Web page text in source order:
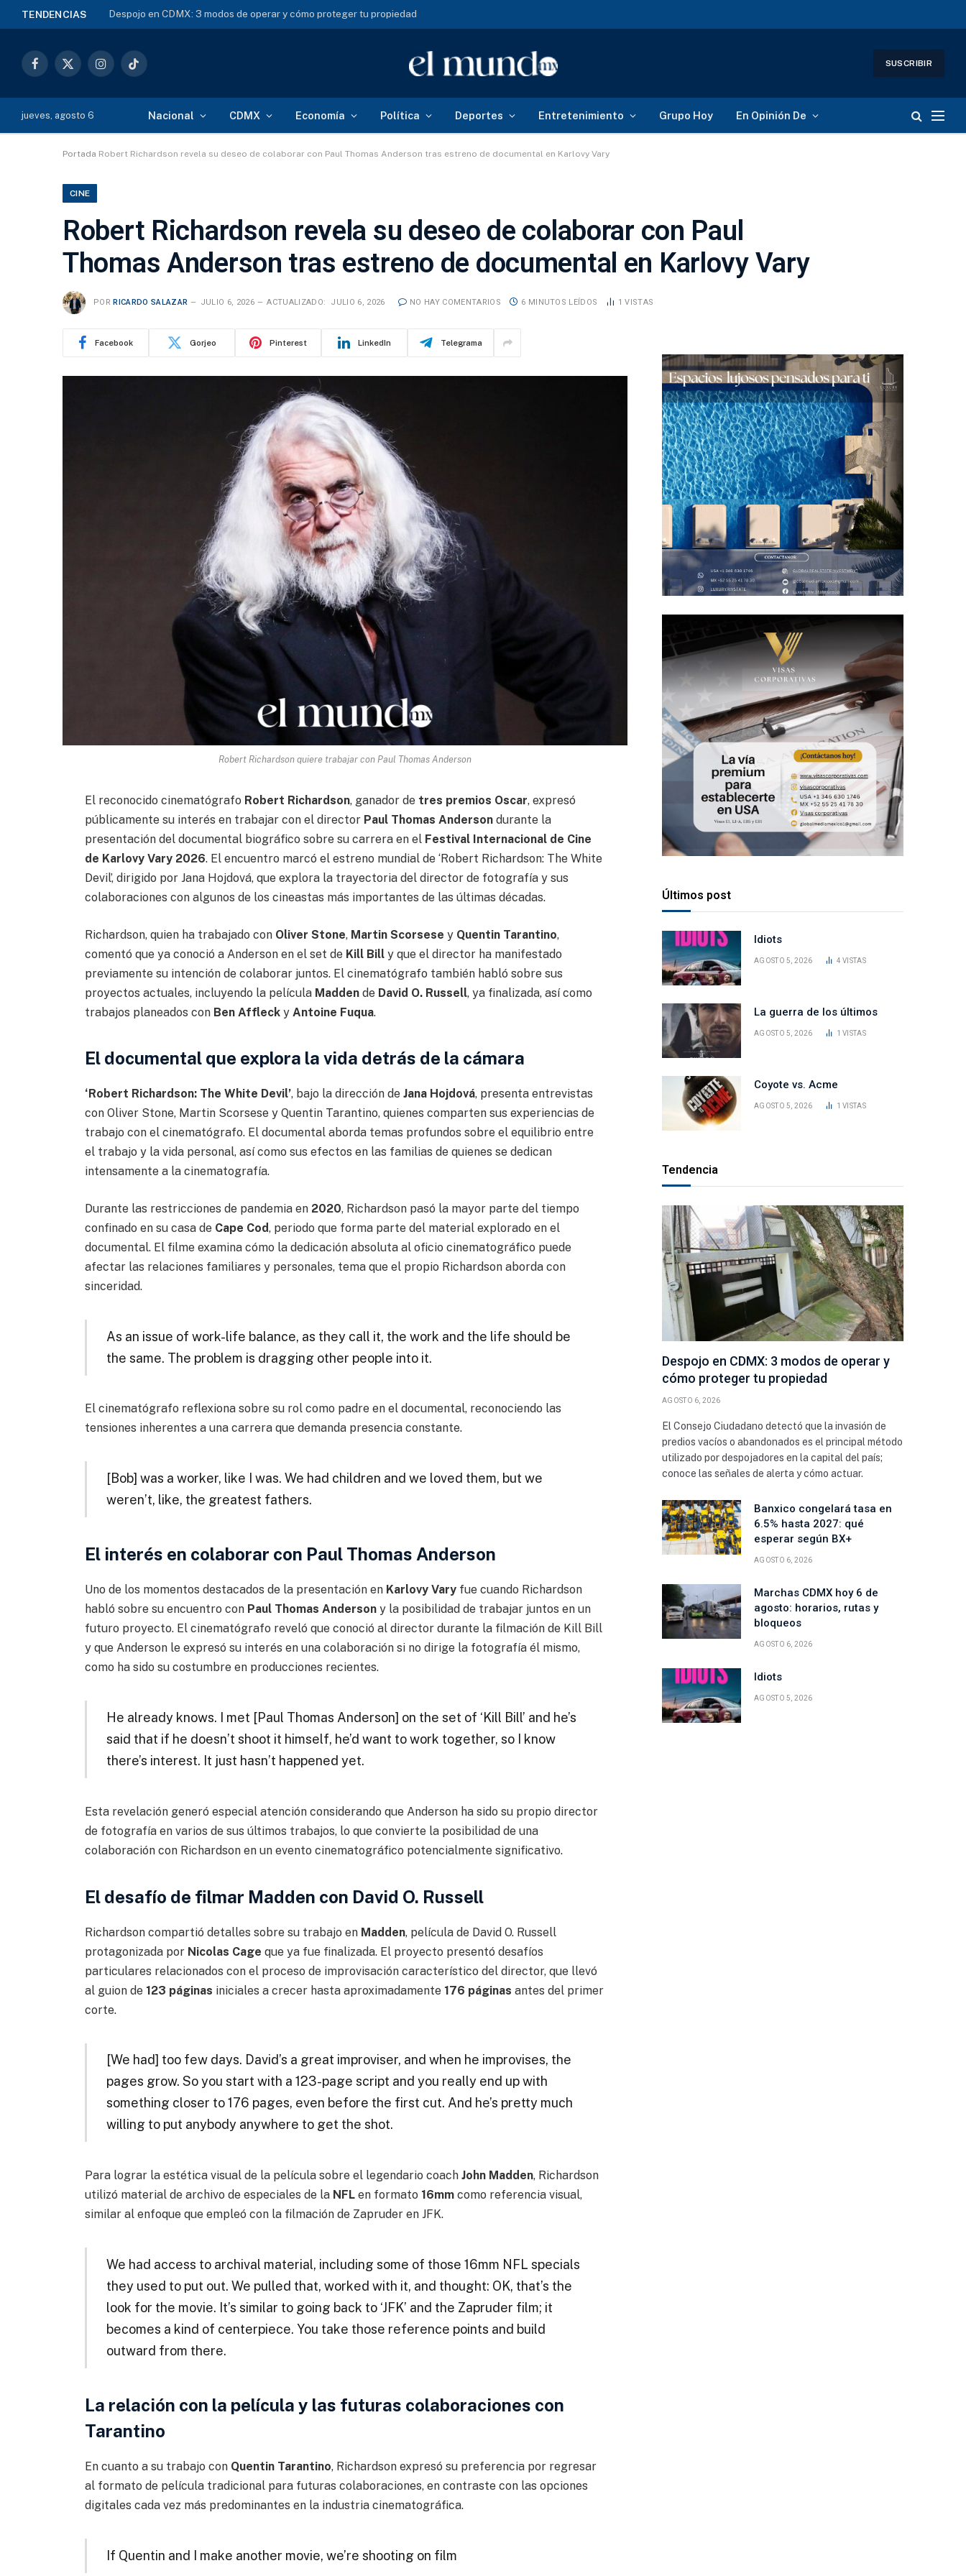
TENDENCIAS Despojo en CDMX: 3 modos de operar y cómo proteger tu propiedad
Facebook
X
InstagramTikTok
SUSCRIBIR
jueves, agosto 6 Nacional CDMX Economía Política Deportes Entretenimiento Grupo Hoy En Opinión De
Portada Robert Richardson revela su deseo de colaborar con Paul Thomas Anderson tras estreno de documental en Karlovy Vary
CINE
Robert Richardson revela su deseo de colaborar con Paul
Thomas Anderson tras estreno de documental en Karlovy Vary
POR RICARDO SALAZAR JULIO 6, 2026 ACTUALIZADO: JULIO 6, 2026 NO HAY COMENTARIOS 6 MINUTOS LEÍDOS 1VISTAS
Facebook Gorjeo Pinterest LinkedIn Telegrama
Robert Richardson quiere trabajar con Paul Thomas Anderson
El reconocido cinematógrafo Robert Richardson, ganador de tres premios Oscar, expresó
públicamente su interés en trabajar con el director Paul Thomas Andersondurante la
presentación del documental biográfico sobre su carrera en el Festival Internacional de Cine
de Karlovy Vary 2026. El encuentro marcó el estreno mundial de ‘Robert Richardson: The White
Devil’, dirigido por Jana Hojdová, que explora la trayectoria del director de fotografía y sus
colaboraciones con algunos de los cineastas más importantes de las últimas décadas.
Richardson, quien ha trabajado con Oliver Stone, Martin Scorsese y Quentin Tarantino,
comentó que ya conoció a Anderson en el set de Kill Billy que el director ha manifestado
previamente su intención de colaborar juntos. El cinematógrafo también habló sobre sus
proyectos actuales, incluyendo la película Maddende David O. Russell, ya finalizada, así como
trabajos planeados con Ben Afflecky Antoine Fuqua.
El documental que explora la vida detrás de la cámara
‘Robert Richardson: The White Devil’, bajo la dirección de Jana Hojdová, presenta entrevistas
con Oliver Stone, Martin Scorsese y Quentin Tarantino, quienes comparten sus experiencias de
trabajo con el cinematógrafo. El documental aborda temas profundos sobre el equilibrio entre
el trabajo y la vida personal, así como sus efectos en las familias de quienes se dedican
intensamente a la cinematografía.
Durante las restricciones de pandemia en 2020, Richardson pasó la mayor parte del tiempo
confinado en su casa de Cape Cod, periodo que forma parte del material explorado en el
documental. El filme examina cómo la dedicación absoluta al oficio cinematográfico puede
afectar las relaciones familiares y personales, tema que el propio Richardson aborda con
sinceridad.
As an issue of work-life balance, as they call it, the work and the life should be
the same. The problem is dragging other people into it.
El cinematógrafo reflexiona sobre su rol como padre en el documental, reconociendo las
tensiones inherentes a una carrera que demanda presencia constante.
[Bob] was a worker, like I was. We had children and we loved them, but we
weren’t, like, the greatest fathers.
El interés en colaborar con Paul Thomas Anderson
Uno de los momentos destacados de la presentación en Karlovy Varyfue cuando Richardson
habló sobre su encuentro con Paul Thomas Andersony la posibilidad de trabajar juntos en un
futuro proyecto. El cinematógrafo reveló que conoció al director durante la filmación de Kill Bill
y que Anderson le expresó su interés en una colaboración si no dirige la fotografía él mismo,
como ha sido su costumbre en producciones recientes.
He already knows. I met [Paul Thomas Anderson] on the set of ‘Kill Bill’ and he’s
said that if he doesn’t shoot it himself, he’d want to work together, so I know
there’s interest. It just hasn’t happened yet.
Esta revelación generó especial atención considerando que Anderson ha sido su propio director
de fotografía en varios de sus últimos trabajos, lo que convierte la posibilidad de una
colaboración con Richardson en un evento cinematográfico potencialmente significativo.
El desafío de filmar Madden con David O. Russell
Richardson compartió detalles sobre su trabajo en Madden, película de David O. Russell
protagonizada por Nicolas Cage que ya fue finalizada. El proyecto presentó desafíos
particulares relacionados con el proceso de improvisación característico del director, que llevó
al guion de 123 páginas iniciales a crecer hasta aproximadamente 176 páginas antes del primer
corte.
[We had] too few days. David’s a great improviser, and when he improvises, the
pages grow. So you start with a 123-page script and you really end up with
something closer to 176 pages, even before the first cut. And he’s pretty much
willing to put anybody anywhere to get the shot.
Para lograr la estética visual de la película sobre el legendario coach John Madden, Richardson
utilizó material de archivo de especiales de la NFLen formato 16mmcomo referencia visual,
similar al enfoque que empleó con la filmación de Zapruder en JFK.
We had access to archival material, including some of those 16mm NFL specials
they used to put out. We pulled that, worked with it, and thought: OK, that’s the
look for the movie. It’s similar to going back to ‘JFK’ and the Zapruder film; it
becomes a kind of centerpiece. You take those reference points and build
outward from there.
La relación con la película y las futuras colaboraciones con
Tarantino
En cuanto a su trabajo con Quentin Tarantino, Richardson expresó su preferencia por regresar
al formato de película tradicional para futuras colaboraciones, en contraste con las opciones
digitales cada vez más predominantes en la industria cinematográfica.
If Quentin and I make another movie, we’re shooting on film
Últimos post
Idiots
AGOSTO 5, 2026 4VISTAS
La guerra de los últimos
AGOSTO 5, 2026 1VISTAS
Coyote vs. Acme
AGOSTO 5, 2026 1VISTAS
Tendencia
Despojo en CDMX: 3 modos de operar y
cómo proteger tu propiedad
AGOSTO 6, 2026
El Consejo Ciudadano detectó que la invasión de
predios vacíos o abandonados es el principal método
utilizado por despojadores en la capital del país;
conoce las señales de alerta y cómo actuar.
Banxico congelará tasa en
6.5% hasta 2027: qué
esperar según BX+
AGOSTO 6, 2026
Marchas CDMX hoy 6 de
agosto: horarios, rutas y
bloqueos
AGOSTO 6, 2026
Idiots
AGOSTO 5, 2026